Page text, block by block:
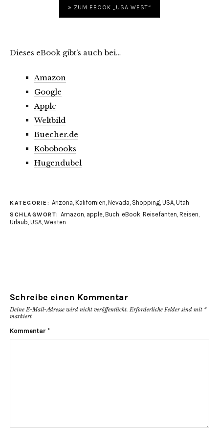
» ZUM EBOOK „USA WEST“
Dieses eBook gibt’s auch bei…
Amazon
Google
Apple
Weltbild
Buecher.de
Kobobooks
Hugendubel
KATEGORIE: Arizona, Kalifornien, Nevada, Shopping, USA, Utah
SCHLAGWORT: Amazon, apple, Buch, eBook, Reisefanten, Reisen,
Urlaub, USA, Westen
Schreibe einen Kommentar
Deine E-Mail-Adresse wird nicht veröffentlicht. Erforderliche Felder sind mit *
markiert
Kommentar *